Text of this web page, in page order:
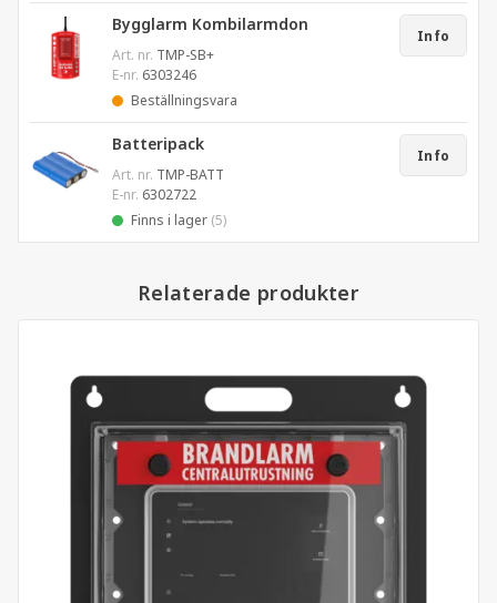
Bygglarm Kombilarmdon
Art. nr. TMP-SB+
E-nr. 6303246
Beställningsvara
Info
Batteripack
Art. nr. TMP-BATT
E-nr. 6302722
Finns i lager (5)
Info
Relaterade produkter